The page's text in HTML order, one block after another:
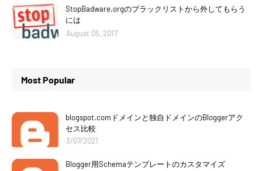
StopBadware.orgのブラックリストから外してもらう
には
August 05, 2017
Most Popular
blogspot.comドメインと独自ドメインのBloggerアク
セス比較
3/07/2021
Blogger用Schemaテンプレートのカスタマイズ